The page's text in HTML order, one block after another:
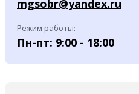
mgsobr@yandex.ru
Режим работы:
Пн-пт: 9:00 - 18:00